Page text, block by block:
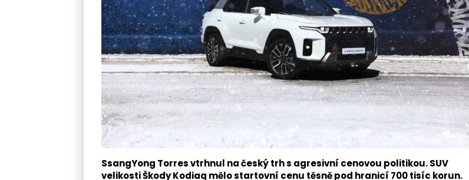
SsangYong Torres vtrhnul na český trh s agresivní cenovou politikou. SUV
velikosti Škody Kodiaq mělo startovní cenu těsně pod hranicí 700 tisíc korun.